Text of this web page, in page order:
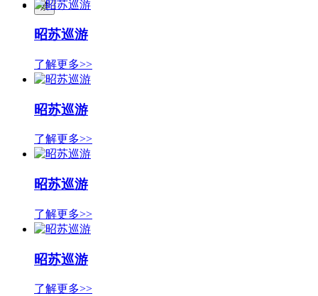
繁
昭苏巡游
了解更多>>
昭苏巡游
了解更多>>
昭苏巡游
了解更多>>
昭苏巡游
了解更多>>